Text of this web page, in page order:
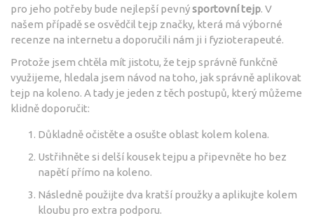
pro jeho potřeby bude nejlepší pevnýsportovní tejp. V
našem případě se osvědčil tejp značky, která má výborné
recenze na internetu a doporučili nám ji i fyzioterapeuté.
Protože jsem chtěla mít jistotu, že tejp správně funkčně
využijeme, hledala jsem návod na toho, jak správně aplikovat
tejp na koleno. A tady je jeden z těch postupů, který můžeme
klidně doporučit:
Důkladně očistěte a osušte oblast kolem kolena.
Ustřihněte si delší kousek tejpu a připevněte ho bez
napětí přímo na koleno.
Následně použijte dva kratší proužky a aplikujte kolem
kloubu pro extra podporu.